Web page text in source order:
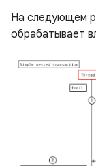
На следующем
обрабатывает